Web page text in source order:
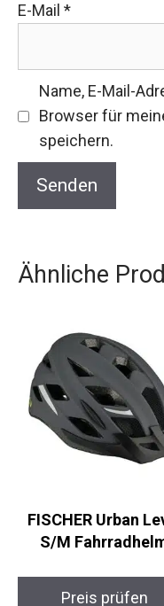
E-Mail *
Name, E-Mail-
Browser für
speichern.
Ähnliche
FISCHER Urban
S/M
Preis prüfen